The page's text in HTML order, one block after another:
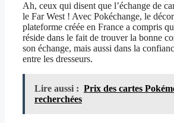
Ah, ceux qui disent que l’échange de
le Far West ! Avec Pokéchange, le
plateforme créée en France a compris
réside dans le fait de trouver la bonne
son échange, mais aussi dans la
entre les dresseurs.
Lire aussi : Prix des cartes
recherchées